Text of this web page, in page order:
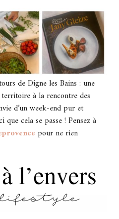
de Digne les Bains : une
à la rencontre des
d’un week-end pur et
que cela se passe ! Pensez à
pour ne rien